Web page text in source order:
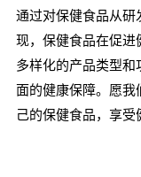
通过对保健食品从研
现，保健食品在促进
多样化的产品类型
面的健康保障。愿我
己的保健食品，享受